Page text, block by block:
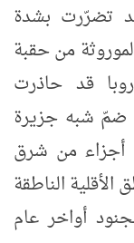
تضرّرت بشدة
من حقبة
قد حاذرت
2014م عندما ضمّ شبه جزيرة
أجزاء من شرق
الناطقة
أواخر عام